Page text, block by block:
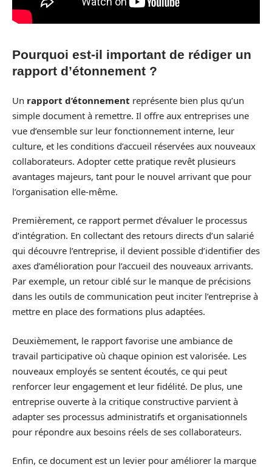
Pourquoi est-il important de rédiger un
rapport d’étonnement ?
Un rapport d’étonnement représente bien plus qu’un
simple document à remettre. Il offre aux entreprises une
vue d’ensemble sur leur fonctionnement interne, leur
culture, et les conditions d’accueil réservées aux nouveaux
collaborateurs. Adopter cette pratique revêt plusieurs
avantages majeurs, tant pour le nouvel arrivant que pour
l’organisation elle-même.
Premièrement, ce rapport permet d’évaluer le processus
d’intégration. En collectant des retours directs d’un salarié
qui découvre l’entreprise, il devient possible d’identifier des
axes d’amélioration pour l’accueil des nouveaux arrivants.
Par exemple, un retour ciblé sur le manque de précisions
dans les outils de communication peut inciter l’entreprise à
mettre en place des formations plus adaptées.
Deuxièmement, le rapport favorise une ambiance de
travail participative où chaque opinion est valorisée. Les
nouveaux employés se sentent écoutés, ce qui peut
renforcer leur engagement et leur fidélité. De plus, une
entreprise ouverte à la critique constructive parvient à
adapter ses processus administratifs et organisationnels
pour répondre aux besoins réels de ses collaborateurs.
Enfin, ce document est un levier pour améliorer la marque